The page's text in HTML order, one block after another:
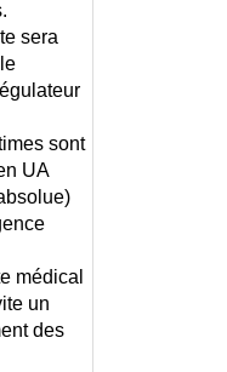
sera
sont
UA
un
des